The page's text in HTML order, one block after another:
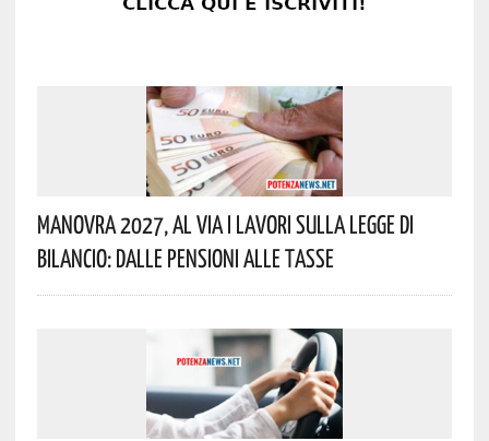
Manovra 2027, Al Via I Lavori Sulla Legge Di
Bilancio: Dalle Pensioni Alle Tasse